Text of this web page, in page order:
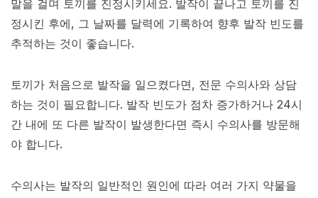
말을 걸며 토끼를 진정시키세요. 발작이 끝나고 토끼를 진
정시킨 후에, 그 날짜를 달력에 기록하여 향후 발작 빈도를
추적하는 것이 좋습니다.
토끼가 처음으로 발작을 일으켰다면, 전문 수의사와 상담
하는 것이 필요합니다. 발작 빈도가 점차 증가하거나 24시
간 내에 또 다른 발작이 발생한다면 즉시 수의사를 방문해
야 합니다.
수의사는 발작의 일반적인 원인에 따라 여러 가지 약물을